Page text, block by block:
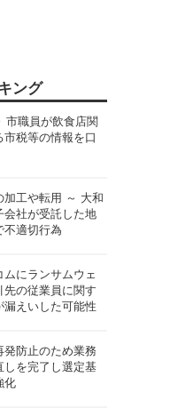
ング
市職員が飲食店関
税等の情報を口
加工や転用 ～ 大和
会社が受託した地
不適切行為
にランサムウェ
先の従業員に関す
漏えいした可能性
発防止のため業務
しを完了し選定基
化